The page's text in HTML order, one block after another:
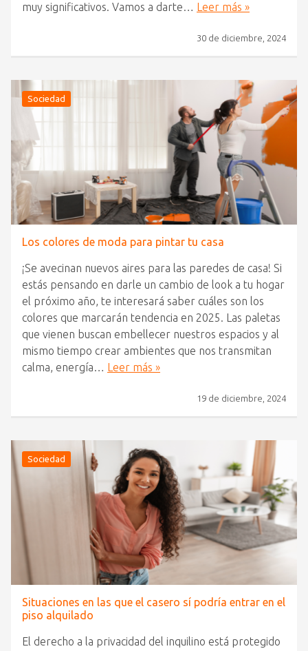
muy significativos. Vamos a darte… Leer más »
30 de diciembre, 2024
Sociedad
Los colores de moda para pintar tu casa
¡Se avecinan nuevos aires para las paredes de casa! Si
estás pensando en darle un cambio de look a tu hogar
el próximo año, te interesará saber cuáles son los
colores que marcarán tendencia en 2025. Las paletas
que vienen buscan embellecer nuestros espacios y al
mismo tiempo crear ambientes que nos transmitan
calma, energía… Leer más »
19 de diciembre, 2024
Sociedad
Situaciones en las que el casero sí podría entrar en el
piso alquilado
El derecho a la privacidad del inquilino está protegido